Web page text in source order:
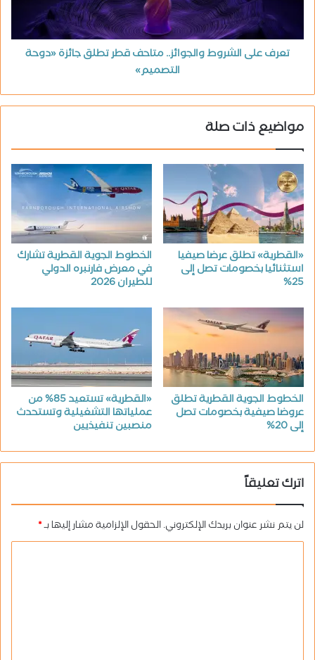
تعرف على الشروط والجوائز.. متاحف قطر تطلق جائزة «دوحة
التصميم»
مواضيع ذات صلة
«القطرية» تطلق عرضا صيفيا
استثنائيا بخصومات تصل إلى
25%
الخطوط الجوية القطرية تشارك
في معرض فارنبره الدولي
للطيران 2026
الخطوط الجوية القطرية تطلق
عروضا صيفية بخصومات تصل
إلى 20%
«القطرية» تستعيد 85% من
عملياتها التشغيلية وتستحدث
منصبين تنفيذيين
اترك تعليقاً
لن يتم نشر عنوان بريدك الإلكتروني.الحقول الإلزامية مشار إليها بـ*